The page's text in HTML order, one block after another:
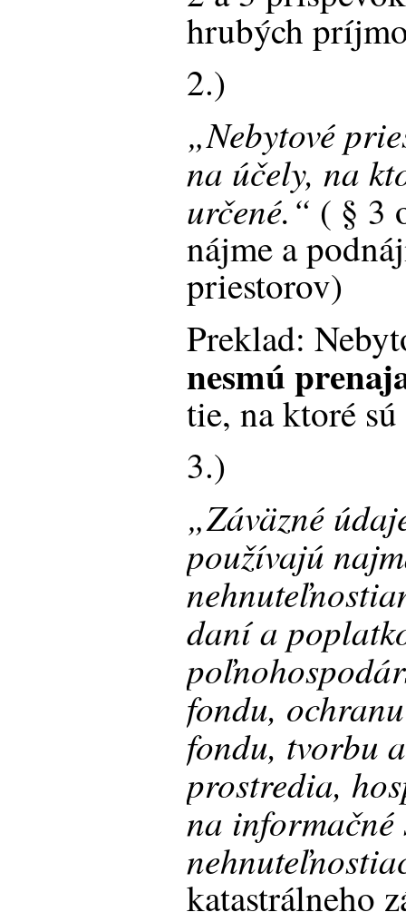
hrubých
2.)
„Nebytové
na účely, na
určené.“ ( § 3
nájme a
priestorov)
Preklad:
nesmú
tie, na ktoré sú
3.)
„Záväzné
používajú
daní a
fondu,
fondu, tvorbu
prostredia,
na informačné
katastrálneho